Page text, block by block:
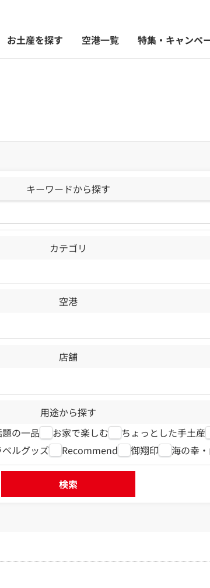
お土産を探す 空港一覧 特集・キャンペ
キーワードから探す
カテゴリ
空港
店舗
用途から探す
の一品 お家で楽しむ ちょっとした手土産
ベルグッズ Recommend 御翔印 海の幸
検索